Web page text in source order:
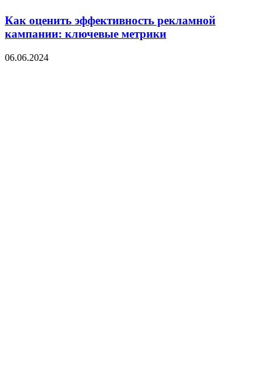
Как оценить эффективность рекламной
кампании: ключевые метрики
06.06.2024